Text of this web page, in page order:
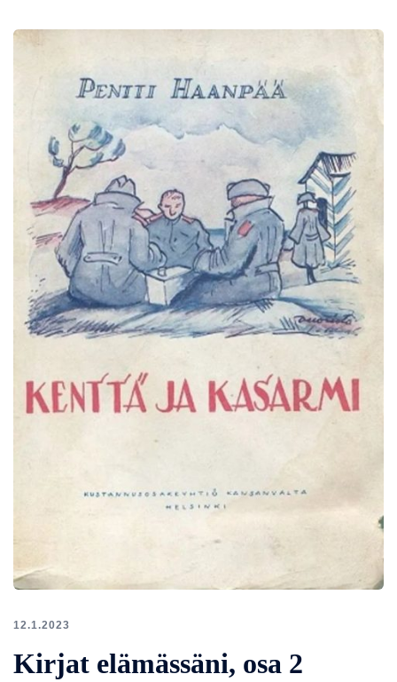
12.1.2023
Kirjat elämässäni, osa 2